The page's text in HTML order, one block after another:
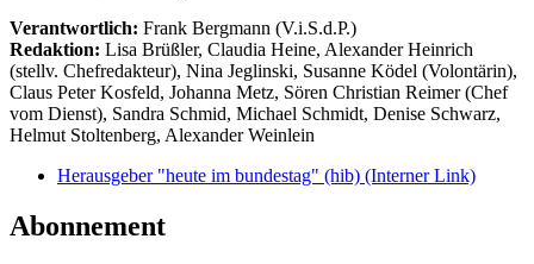
Verantwortlich: Frank Bergmann (V.i.S.d.P.)
Redaktion: Lisa Brüßler, Claudia Heine, Alexander Heinrich
(stellv. Chefredakteur), Nina Jeglinski, Susanne Ködel (Volontärin),
Claus Peter Kosfeld, Johanna Metz, Sören Christian Reimer (Chef
vom Dienst), Sandra Schmid, Michael Schmidt, Denise Schwarz,
Helmut Stoltenberg, Alexander Weinlein
Herausgeber "heute im bundestag" (hib) (Interner Link)
Abonnement